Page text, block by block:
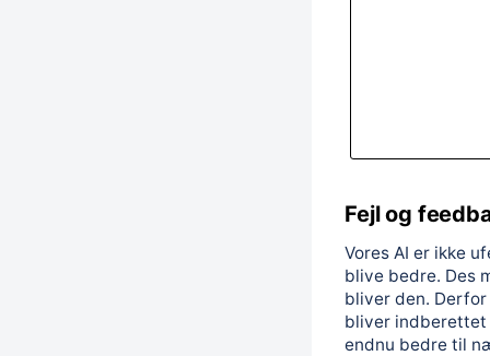
Fejl og
Vores AI er ikke
blive bedre. Des
bliver den.
bliver indberettet
endnu bedre til